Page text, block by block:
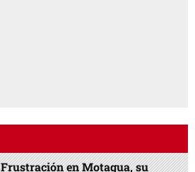
Frustración en Motagua, su